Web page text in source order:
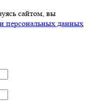
сайтом, вы
персональных данных